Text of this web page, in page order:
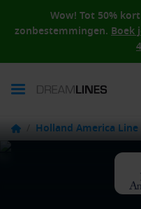
Wow! Tot 50%
zonbestemmingen. Boek
/ Holland America Line